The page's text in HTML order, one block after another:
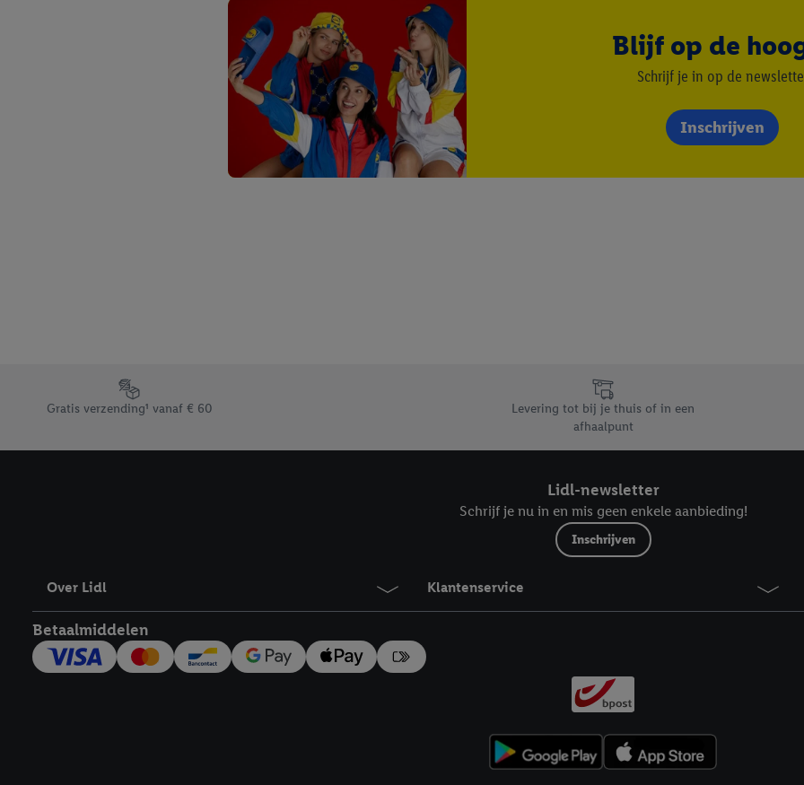
Blijf op de
Schrijf je in op de
Inschrijven
Footerelement met de verschillende USPs van Lidl.be
Gratis verzending¹ vanaf € 60
Levering tot bij je thuis of in een
afhaalpunt
Lidl-newsletter
Schrijf je nu in en mis geen enkele aanbieding!
Inschrijven
Over Lidl Klantenservice
Betaalmiddelen
waaronder de bewaartermijn van de gegevens en uw recht om uw toestemming te allen tijde met
kracht in te trekken, vindt u in onze
Je vindt het impressum hier.